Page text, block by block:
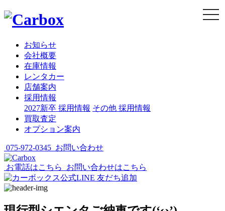
お知らせ
会社概要
在庫情報
レンタカー
店舗案内
採用情報
2027新卒 採用情報 その他 採用情報
買取査定
オプション案内
075-972-0345 お問い合わせ
お電話はこちら お問い合わせはこちら